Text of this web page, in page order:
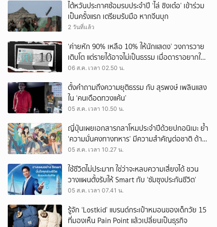
ไต้หวันประกาศซ้อมรบประจำปี ‘ไล่ ชิงเต๋อ’ เข้าร่วม
เป็นครั้งแรก เตรียมรับมือ หากจีนบุก
2 วันที่แล้ว
‘ค่ายหัก 90% เหลือ 10% ให้นักแสดง’ วงการวาย
เติบโต แต่รายได้อาจไม่เป็นธรรม เมื่อดาราอยากให้มี
‘สัญญามาตรฐาน’
06 ส.ค. เวลา 02.50 น.
ตั้งคำถามถึงความยุติธรรม กับ สุรพงษ์ เพลินแสง
ใน ‘คนเดือดทวงแค้น’
05 ส.ค. เวลา 10.50 น.
ญี่ปุ่นเผยเอกสารกลาโหมประจำปีด้วยปกอนิเมะ ย้ำ
‘ความมั่นคงทางทหาร’ มีความสำคัญต่อชาติ ด้าน
จีนเตือน ขออย่าซ้ำรอยประวัติศาสตร์
05 ส.ค. เวลา 10.27 น.
ใช้ชีวิตไม่ประมาท ใช่ว่าจะหลบความเสี่ยงได้ ชวน
วางแผนตั้งรับให้ Smart กับ ‘ซัมซุงประกันชีวิต’
05 ส.ค. เวลา 07.41 น.
รู้จัก ‘Lostkid’ แบรนด์กระเป๋าหมอนของเด็กวัย 15
ที่มองเห็น Pain Point แล้วเปลี่ยนเป็นธุรกิจ